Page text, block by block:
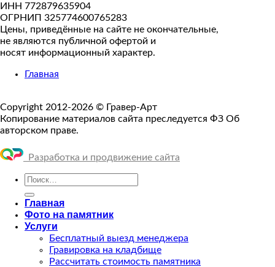
ИНН 772879635904
ОГРНИП 325774600765283
Цены, приведённые на сайте не окончательные,
не являются публичной офертой и
носят информационный характер.
Главная
Copyright 2012-2026 © Гравер-Арт
Копирование материалов сайта преследуется ФЗ Об
авторском праве.
Разработка и продвижение сайта
Искать:
Главная
Фото на памятник
Услуги
Бесплатный выезд менеджера
Гравировка на кладбище
Рассчитать стоимость памятника